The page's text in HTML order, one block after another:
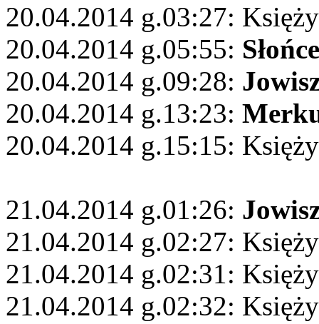
20.04.2014 g.03:27:
20.04.2014 g.05:55: Słońce
20.04.2014 g.09:28:
20.04.2014 g.13:23:
20.04.2014 g.15:15:
21.04.2014 g.01:26:
21.04.2014 g.02:27:
21.04.2014 g.02:31:
21.04.2014 g.02:32: